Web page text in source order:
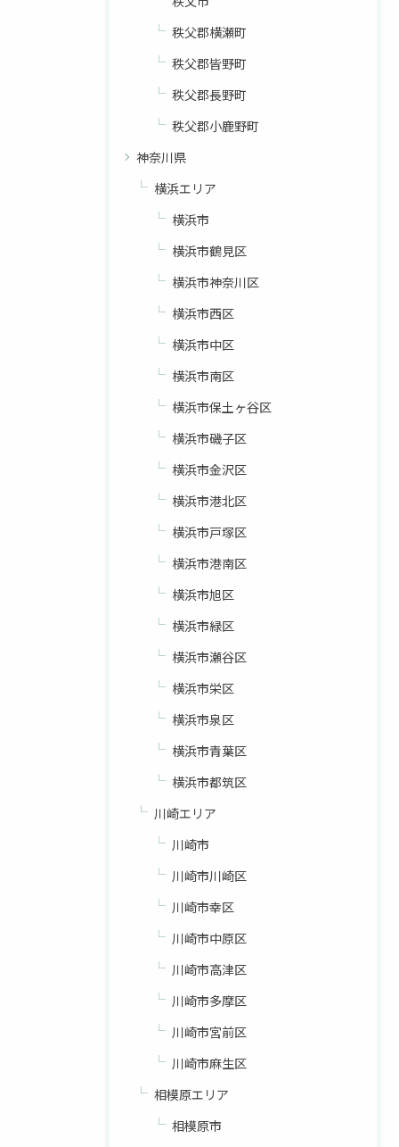
秩父郡横瀬町
秩父郡皆野町
秩父郡長野町
秩父郡小鹿野町
神奈川県
横浜エリア
横浜市
横浜市鶴見区
横浜市神奈川区
横浜市西区
横浜市中区
横浜市南区
横浜市保土ヶ谷区
横浜市磯子区
横浜市金沢区
横浜市港北区
横浜市戸塚区
横浜市港南区
横浜市旭区
横浜市緑区
横浜市瀬谷区
横浜市栄区
横浜市泉区
横浜市青葉区
横浜市都筑区
川崎エリア
川崎市
川崎市川崎区
川崎市幸区
川崎市中原区
川崎市高津区
川崎市多摩区
川崎市宮前区
川崎市麻生区
相模原エリア
相模原市